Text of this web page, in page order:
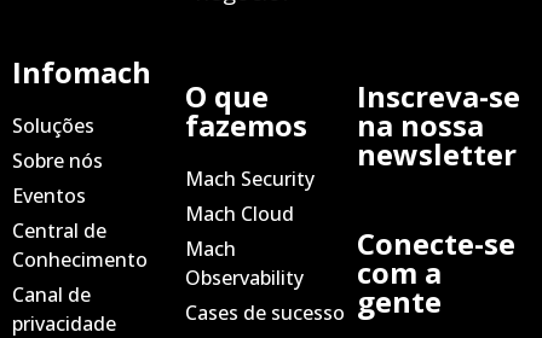
Infomach
Soluções
Sobre nós
Eventos
Central de
Conhecimento
Canal de
privacidade
O que
fazemos
Mach Security
Mach Cloud
Mach
Observability
Cases de sucesso
Inscreva-se
na nossa
newsletter
Conecte-se
com a
gente